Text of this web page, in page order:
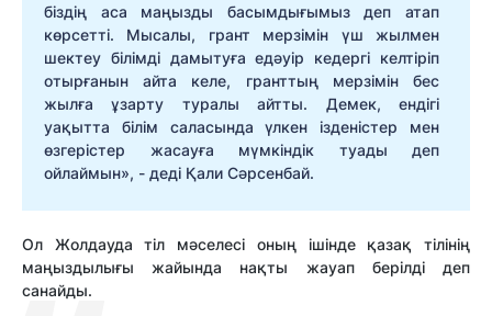
біздің аса маңызды басымдығымыз деп атап
көрсетті. Мысалы, грант мерзімін үш жылмен
шектеу білімді дамытуға едәуір кедергі келтіріп
отырғанын айта келе, гранттың мерзімін бес
жылға ұзарту туралы айтты. Демек, ендігі
уақытта білім саласында үлкен ізденістер мен
өзгерістер жасауға мүмкіндік туады деп
ойлаймын», - деді Қали Сәрсенбай.
Ол Жолдауда тіл мәселесі оның ішінде қазақ тілінің
маңыздылығы жайында нақты жауап берілді деп
санайды.